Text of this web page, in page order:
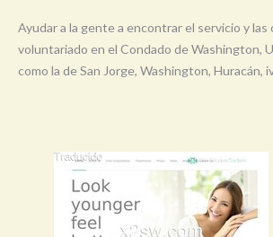
Ayudar a la gente a encontrar el servicio y
voluntariado en el Condado de Washington,
como la de San Jorge, Washington, Huracán,